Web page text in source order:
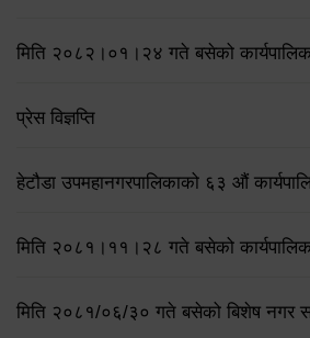
मिति २०८२।०१।२४ गते बसेको
प्रेस विज्ञप्ति
हेटौडा उपमहानगरपालिकाको ६३ औं
मिति २०८१।११।२८ गते बसेको
मिति २०८१/०६/३० गते बसेको बिशेष नगर